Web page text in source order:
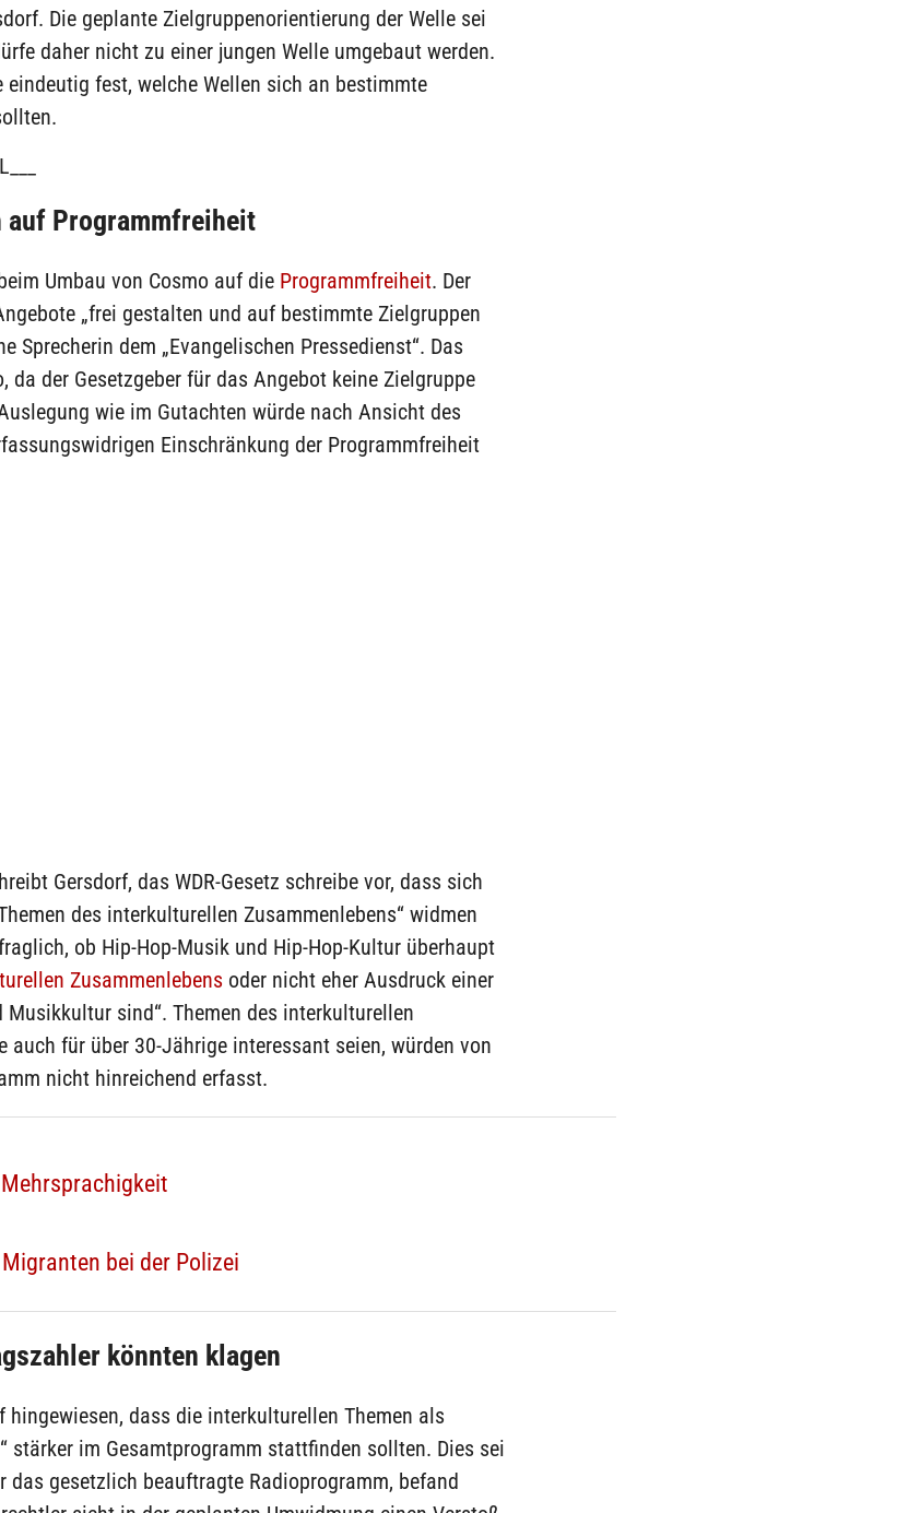
Die geplante Zielgruppenorientierung der Welle sei
daher nicht zu einer jungen Welle umgebaut werden.
eindeutig fest, welche Wellen sich an bestimmte
auf Programmfreiheit
Umbau von Cosmo auf die Programmfreiheit. Der
„frei gestalten und auf bestimmte Zielgruppen
Sprecherin dem „Evangelischen Pressedienst“. Das
da der Gesetzgeber für das Angebot keine Zielgruppe
wie im Gutachten würde nach Ansicht des
Einschränkung der Programmfreiheit
Gersdorf, das WDR-Gesetz schreibe vor, dass sich
des interkulturellen Zusammenlebens“ widmen
ob Hip-Hop-Musik und Hip-Hop-Kultur überhaupt
Zusammenlebens oder nicht eher Ausdruck einer
Musikkultur sind“. Themen des interkulturellen
auch für über 30-Jährige interessant seien, würden von
nicht hinreichend erfasst.
bei der Polizei
könnten klagen
hingewiesen, dass die interkulturellen Themen als
stärker im Gesamtprogramm stattfinden sollten. Dies sei
das gesetzlich beauftragte Radioprogramm, befand